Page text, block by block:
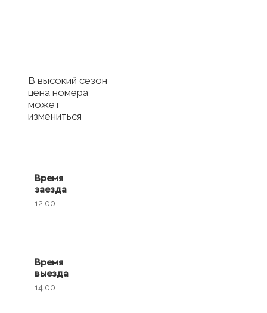
В высокий сезон
цена номера
может
измениться
Время
заезда
12.00
Время
выезда
14.00